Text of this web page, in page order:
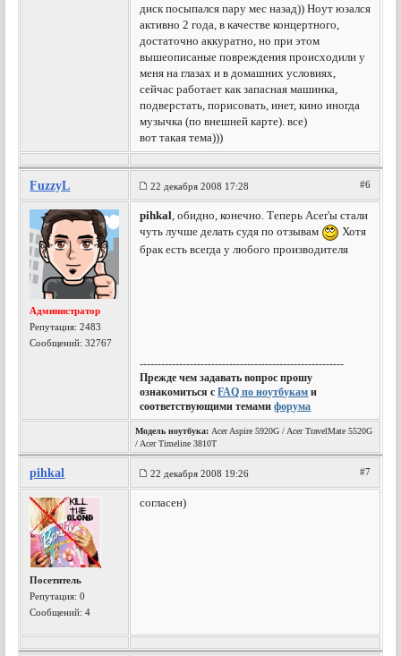
диск посыпался пару мес назад)) Ноут юзался
активно 2 года, в качестве концертного,
достаточно аккуратно, но при этом
вышеописаные повреждения происходили у
меня на глазах и в домашних условиях,
сейчас работает как запасная машинка,
подверстать, порисовать, инет, кино иногда
музычка (по внешней карте). все)
вот такая тема)))
FuzzyL 22 декабря 2008 17:28 #6
Администратор
Репутация:2483
Сообщений: 32767
pihkal, обидно, конечно. Теперь Acer'ы стали
чуть лучше делать судя по отзывам
Хотя
брак есть всегда у любого производителя
---------------------------------------------------------
Прежде чем задавать вопрос прошу
ознакомиться сFAQ по ноутбукам и
соответствующими темамифорума
Модель ноутбука: Acer Aspire 5920G / Acer TravelMate 5520G
/ Acer Timeline 3810T
pihkal 22 декабря 2008 19:26 #7
Посетитель
Репутация:0
Сообщений: 4
согласен)